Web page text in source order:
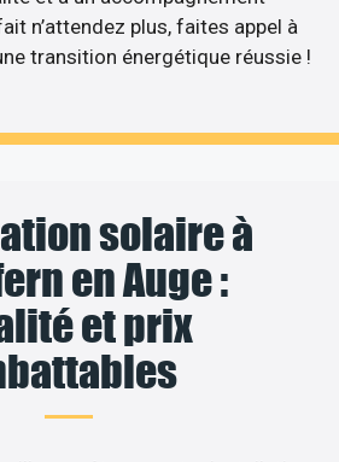
n’attendez plus, faites appel à
transition énergétique réussie !
solaire à
en Auge :
et prix